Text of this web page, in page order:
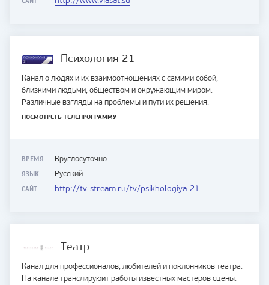
Психология 21
Канал о людях и их взаимоотношениях с самими собой,
близкими людьми, обществом и окружающим миром.
Различные взгляды на проблемы и пути их решения.
ПОСМОТРЕТЬ ТЕЛЕПРОГРАММУ
ВРЕМЯ Круглосуточно
ЯЗЫК Русский
САЙТ http://tv-stream.ru/tv/psikhologiya-21
Театр
Канал для профессионалов, любителей и поклонников театра.
На канале транслируюит работы известных мастеров сцены.